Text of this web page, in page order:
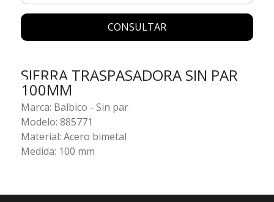
CONSULTAR
SIERRA TRASPASADORA SIN PAR
100MM
Marca: Balbico - Sin par
Modelo: 885771
Material: Acero bimetal
Medida: 100 mm